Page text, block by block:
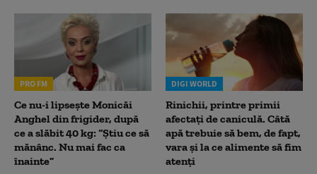
PRO FM
Ce nu-i lipsește Monicăi
Anghel din frigider, după
ce a slăbit 40 kg: “Știu ce să
mănânc. Nu mai fac ca
înainte”
DIGI WORLD
Rinichii, printre primii
afectați de caniculă. Câtă
apă trebuie să bem, de fapt,
vara și la ce alimente să fim
atenți